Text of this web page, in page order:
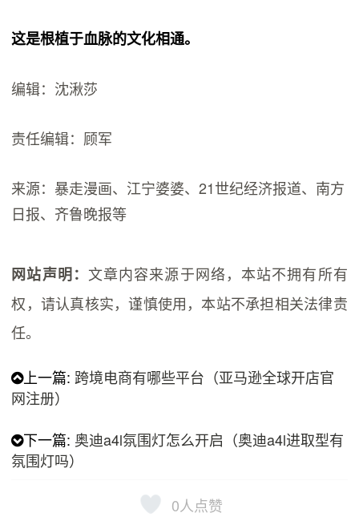
这是根植于血脉的文化相通。
编辑：沈湫莎
责任编辑：顾军
来源：暴走漫画、江宁婆婆、21世纪经济报道、南方
日报、齐鲁晚报等
网站声明： 文章内容来源于网络，本站不拥有所有
权，请认真核实，谨慎使用，本站不承担相关法律责
任。
上一篇: 跨境电商有哪些平台（亚马逊全球开店官
网注册）
下一篇: 奥迪a4l氛围灯怎么开启（奥迪a4l进取型有
氛围灯吗）
0人点赞